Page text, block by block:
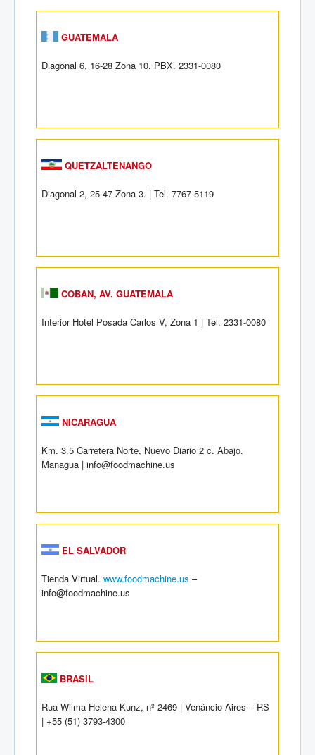
GUATEMALA
Diagonal 6, 16-28 Zona 10. PBX. 2331-0080
QUETZALTENANGO
Diagonal 2, 25-47 Zona 3. | Tel. 7767-5119
COBAN, AV. GUATEMALA
Interior Hotel Posada Carlos V, Zona 1 | Tel. 2331-0080
NICARAGUA
Km. 3.5 Carretera Norte, Nuevo Diario 2 c. Abajo.
Managua | info@foodmachine.us
EL SALVADOR
Tienda Virtual. www.foodmachine.us –
info@foodmachine.us
BRASIL
Rua Wilma Helena Kunz, nº 2469 | Venâncio Aires – RS
| +55 (51) 3793-4300